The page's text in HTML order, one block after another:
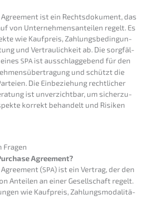
Agree­ment ist ein Rechts­do­ku­ment, das
von Unter­neh­mens­an­tei­len regelt. Es
wie Kaufpreis, Zahlungs­be­din­gun­
und Vertrau­lich­keit ab. Die sorgfäl­
SPA ist ausschlag­ge­bend für den
und schützt die
Die Einbe­zie­hung recht­li­cher
ist unver­zicht­bar, um sicher­zu­
korrekt behan­delt und Risiken
Fragen
Agreement?
(SPA) ist ein Vertrag, der den
Antei­len an einer Gesell­schaft regelt.
wie Kaufpreis, Zahlungs­mo­da­li­tä­